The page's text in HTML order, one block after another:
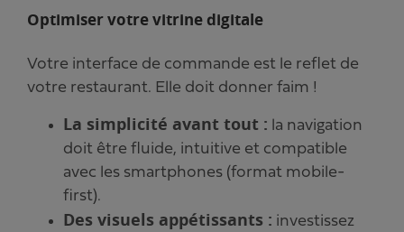
Optimiser votre vitrine digitale
Votre interface de commande est le reflet de
votre restaurant. Elle doit donner faim !
La simplicité avant tout : la navigation
doit être fluide, intuitive et compatible
avec les smartphones (format mobile-
first).
Des visuels appétissants : investissez